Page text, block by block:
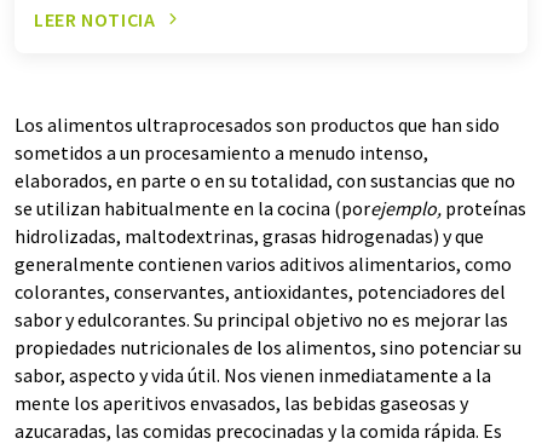
LEER NOTICIA
Los alimentos ultraprocesados son productos que han sido
sometidos a un procesamiento a menudo intenso,
elaborados, en parte o en su totalidad, con sustancias que no
se utilizan habitualmente en la cocina (porejemplo, proteínas
hidrolizadas, maltodextrinas, grasas hidrogenadas) y que
generalmente contienen varios aditivos alimentarios, como
colorantes, conservantes, antioxidantes, potenciadores del
sabor y edulcorantes. Su principal objetivo no es mejorar las
propiedades nutricionales de los alimentos, sino potenciar su
sabor, aspecto y vida útil. Nos vienen inmediatamente a la
mente los aperitivos envasados, las bebidas gaseosas y
azucaradas, las comidas precocinadas y la comida rápida. Es